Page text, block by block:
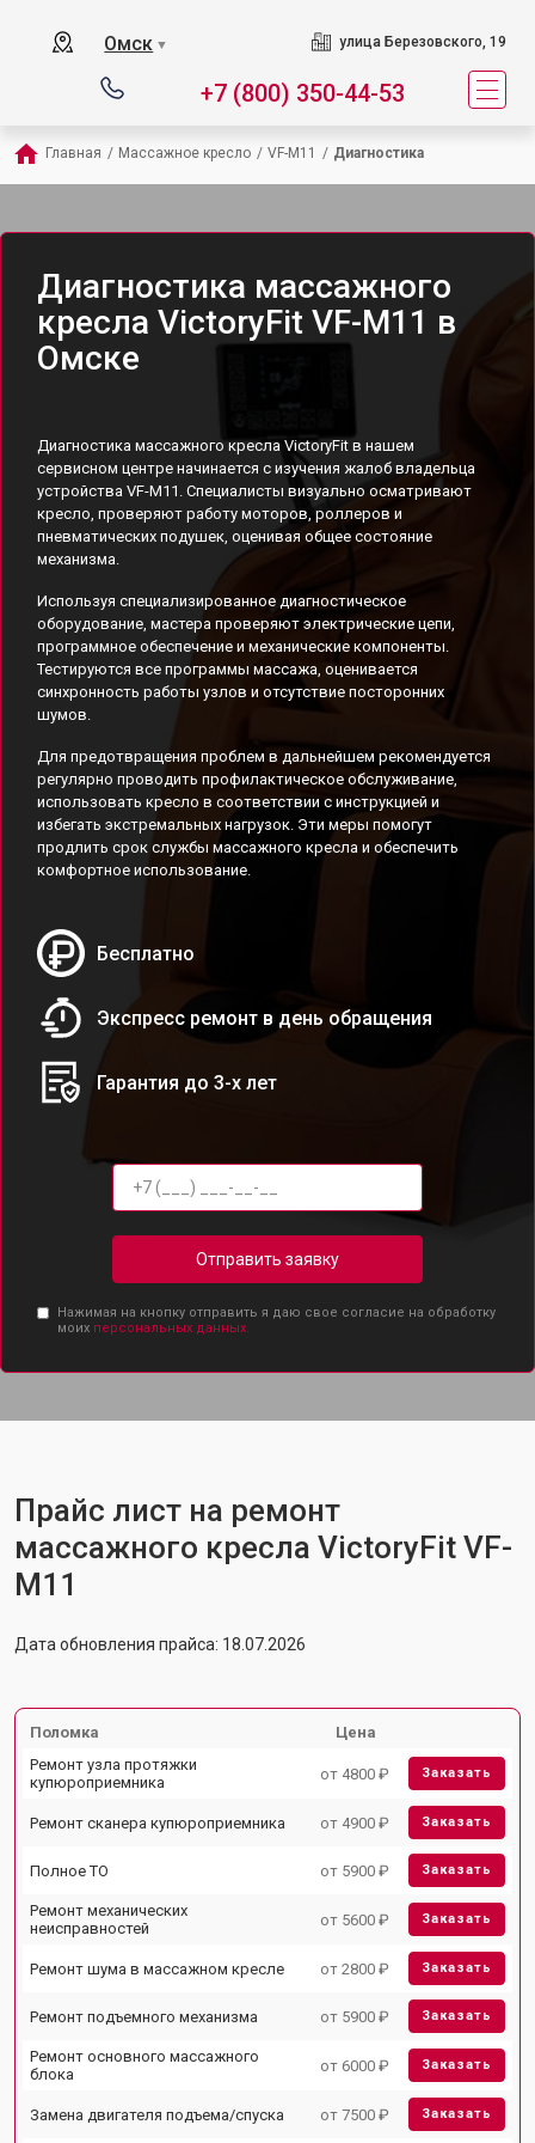
Омск ▼ улица Березовского, 19
+7 (800) 350-44-53
Главная / Массажное кресло / VF-M11 / Диагностика
Диагностика массажного
кресла VictoryFit VF-M11 в
Омске
Диагностика массажного кресла VictoryFit в нашем
сервисном центре начинается с изучения жалоб владельца
устройства VF-M11. Специалисты визуально осматривают
кресло, проверяют работу моторов, роллеров и
пневматических подушек, оценивая общее состояние
механизма.
Используя специализированное диагностическое
оборудование, мастера проверяют электрические цепи,
программное обеспечение и механические компоненты.
Тестируются все программы массажа, оценивается
синхронность работы узлов и отсутствие посторонних
шумов.
Для предотвращения проблем в дальнейшем рекомендуется
регулярно проводить профилактическое обслуживание,
использовать кресло в соответствии с инструкцией и
избегать экстремальных нагрузок. Эти меры помогут
продлить срок службы массажного кресла и обеспечить
комфортное использование.
Бесплатно
Экспресс ремонт в день обращения
Гарантия до 3-х лет
Отправить заявку
Нажимая на кнопку отправить я даю свое согласие на обработку
моих персональных данных.
Прайс лист на ремонт
массажного кресла VictoryFit VF-
M11
Дата обновления прайса: 18.07.2026
Поломка
Цена
Ремонт узла протяжки
купюроприемника
от 4800 ₽ Заказать
Ремонт сканера купюроприемника от 4900 ₽ Заказать
Полное ТО от 5900 ₽ Заказать
Ремонт механических
неисправностей
от 5600 ₽ Заказать
Ремонт шума в массажном кресле от 2800 ₽ Заказать
Ремонт подъемного механизма от 5900 ₽ Заказать
Ремонт основного массажного
блока
от 6000 ₽ Заказать
Замена двигателя подъема/спуска от 7500 ₽ Заказать